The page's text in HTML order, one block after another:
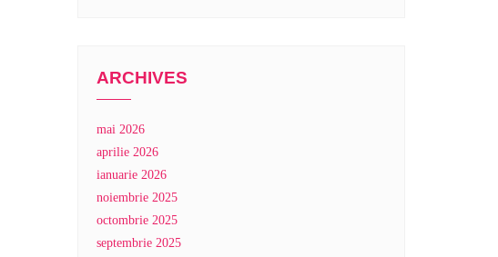
ARCHIVES
mai 2026
aprilie 2026
ianuarie 2026
noiembrie 2025
octombrie 2025
septembrie 2025